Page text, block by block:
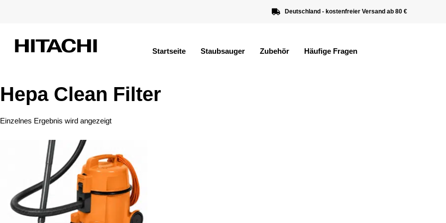
Deutschland - kostenfreier Versand ab 80 €
Startseite Staubsauger Zubehör Häufige Fragen
Hepa Clean Filter
Einzelnes Ergebnis wird angezeigt